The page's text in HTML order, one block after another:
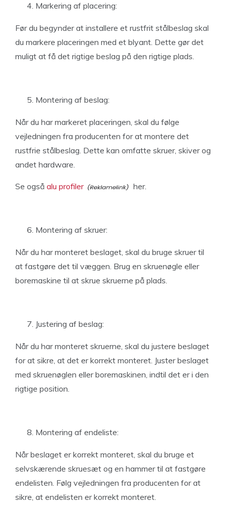
Markering af placering:
Før du begynder at installere et rustfrit stålbeslag skal
du markere placeringen med et blyant. Dette gør det
muligt at få det rigtige beslag på den rigtige plads.
Montering af beslag:
Når du har markeret placeringen, skal du følge
vejledningen fra producenten for at montere det
rustfrie stålbeslag. Dette kan omfatte skruer, skiver og
andet hardware.
Se også alu profiler her.
Montering af skruer:
Når du har monteret beslaget, skal du bruge skruer til
at fastgøre det til væggen. Brug en skruenøgle eller
boremaskine til at skrue skruerne på plads.
Justering af beslag:
Når du har monteret skruerne, skal du justere beslaget
for at sikre, at det er korrekt monteret. Juster beslaget
med skruenøglen eller boremaskinen, indtil det er i den
rigtige position.
Montering af endeliste:
Når beslaget er korrekt monteret, skal du bruge et
selvskærende skruesæt og en hammer til at fastgøre
endelisten. Følg vejledningen fra producenten for at
sikre, at endelisten er korrekt monteret.